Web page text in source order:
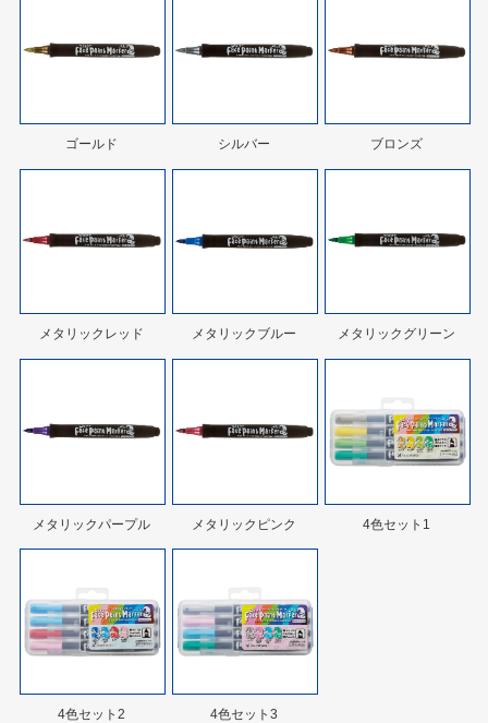
ゴールド シルバー ブロンズ
メタリックレッド メタリックブルー メタリックグリーン
メタリックパープル メタリックピンク 4色セット1
4色セット2 4色セット3